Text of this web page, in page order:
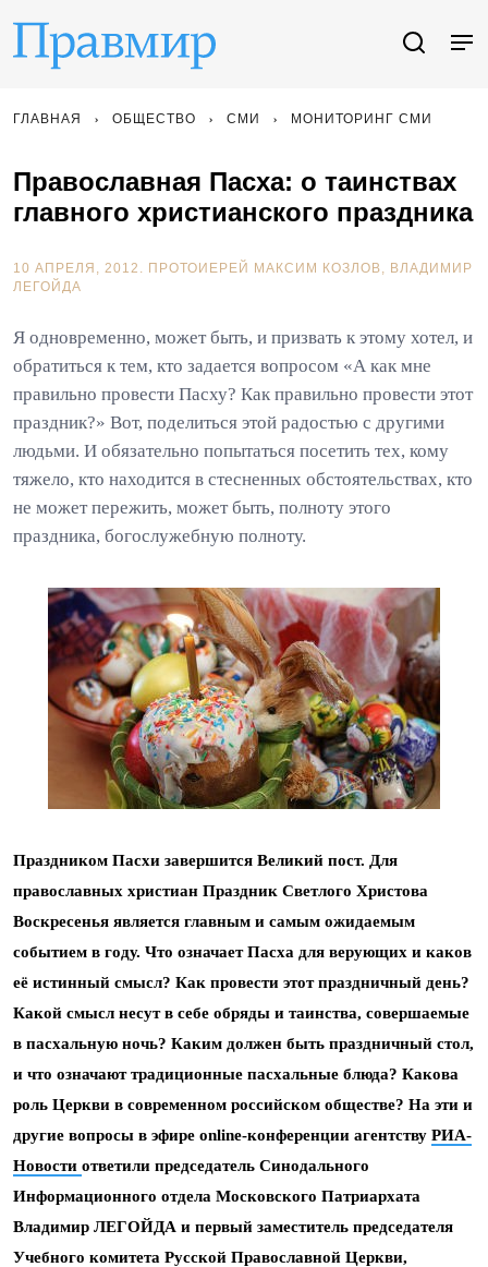
ГЛАВНАЯ ОБЩЕСТВО СМИ МОНИТОРИНГ СМИ
Православная Пасха: о таинствах
главного христианского праздника
10 АПРЕЛЯ, 2012. ПРОТОИЕРЕЙ МАКСИМ КОЗЛОВ
ВЛАДИМИР
ЛЕГОЙДА
Я одновременно, может быть, и призвать к этому хотел, и
обратиться к тем, кто задается вопросом «А как мне
правильно провести Пасху? Как правильно провести этот
праздник?» Вот, поделиться этой радостью с другими
людьми. И обязательно попытаться посетить тех, кому
тяжело, кто находится в стесненных обстоятельствах, кто
не может пережить, может быть, полноту этого
праздника, богослужебную полноту.
Праздником Пасхи завершится Великий пост. Для
православных христиан Праздник Светлого Христова
Воскресенья является главным и самым ожидаемым
событием в году. Что означает Пасха для верующих и каков
её истинный смысл? Как провести этот праздничный день?
Какой смысл несут в себе обряды и таинства, совершаемые
в пасхальную ночь? Каким должен быть праздничный стол,
и что означают традиционные пасхальные блюда? Какова
роль Церкви в современном российском обществе? На эти и
другие вопросы в эфире online-конференции агентству РИА-
Новости ответили председатель Синодального
Информационного отдела Московского Патриархата
Владимир ЛЕГОЙДА и первый заместитель председателя
Учебного комитета Русской Православной Церкви,